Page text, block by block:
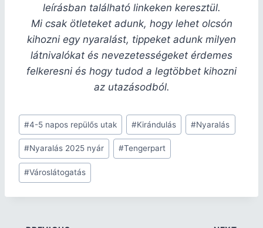
leírásban található linkeken keresztül.
Mi csak ötleteket adunk, hogy lehet olcsón
kihozni egy nyaralást, tippeket adunk milyen
látnivalókat és nevezetességeket érdemes
felkeresni és hogy tudod a legtöbbet kihozni
az utazásodból.
#4-5 napos repülős utak #Kirándulás #Nyaralás
#Nyaralás 2025 nyár #Tengerpart
#Városlátogatás